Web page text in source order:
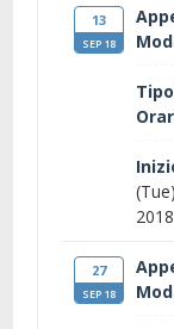
13
SEP 18
(Tue)
27
SEP 18